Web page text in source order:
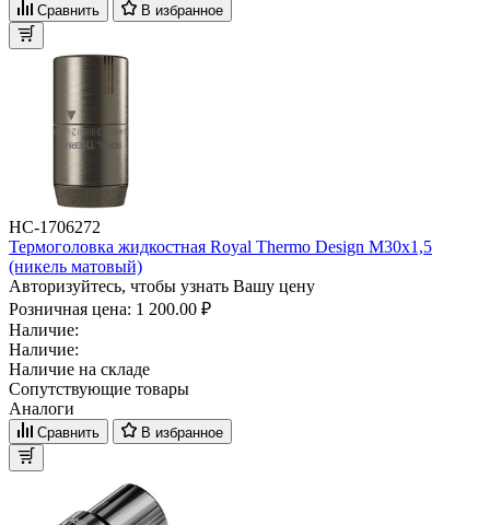
Сравнить В избранное
НС-1706272
Термоголовка жидкостная Royal Thermo Design М30х1,5
(никель матовый)
Авторизуйтесь, чтобы узнать Вашу цену
Розничная цена: 1 200.00 ₽
Наличие:
Наличие:
Наличие на складе
Сопутствующие товары
Аналоги
Сравнить В избранное